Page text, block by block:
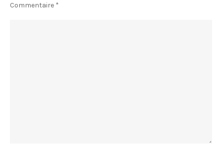
Commentaire *